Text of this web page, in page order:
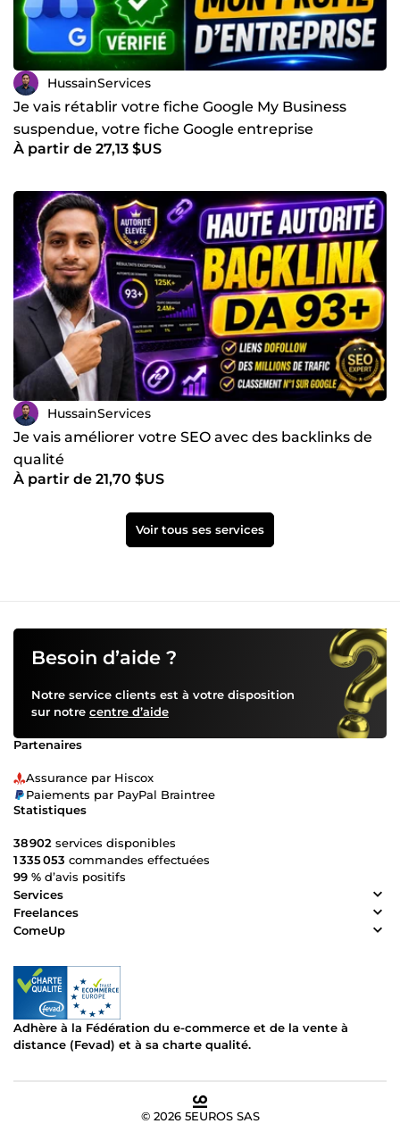
HussainServices
Je vais rétablir votre fiche Google My Business
suspendue, votre fiche Google entreprise
À partir de 27,13 $US
HussainServices
Je vais améliorer votre SEO avec des backlinks de
qualité
À partir de 21,70 $US
Voir tous ses services
Besoin d’aide ?
Notre service clients est à votre disposition
sur notre centre d’aide
Partenaires
Assurance par Hiscox
Paiements par PayPal Braintree
Statistiques
38 902 services disponibles
1 335 053 commandes effectuées
99 % d’avis positifs
Services
Freelances
ComeUp
Adhère à la Fédération du e-commerce et de la vente à
distance (Fevad) et à sa charte qualité.
© 2026 5EUROS SAS